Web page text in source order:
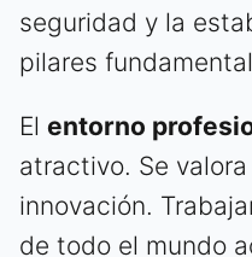
seguridad y la
pilares
El entorno
atractivo. Se
innovación.
de todo el mundo